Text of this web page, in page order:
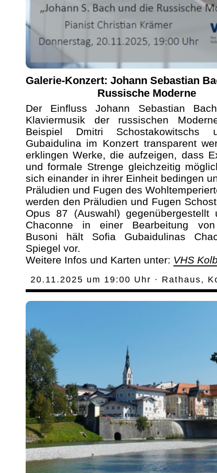
Galerie-Konzert: Johann Sebastian
Russische Moderne
Der Einfluss Johann Sebastian
Klaviermusik der russischen
Beispiel Dmitri Schostakowitschs
Gubaidulina im Konzert transparent
erklingen Werke, die aufzeigen, dass
und formale Strenge gleichzeitig
sich einander in ihrer Einheit bedingen
Präludien und Fugen des
werden den Präludien und Fugen
Opus 87 (Auswahl) gegenübergestellt
Chaconne in einer Bearbeitung
Busoni hält Sofia Gubaidulinas
Spiegel vor.
Weitere Infos und Karten unter: VHS
20.11.2025 um 19:00 Uhr · Rathaus,